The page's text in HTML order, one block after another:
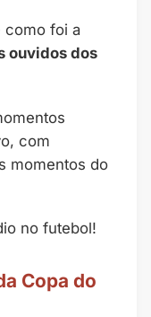
como foi a
ouvidos dos
com
momentos do
no futebol!
Copa do